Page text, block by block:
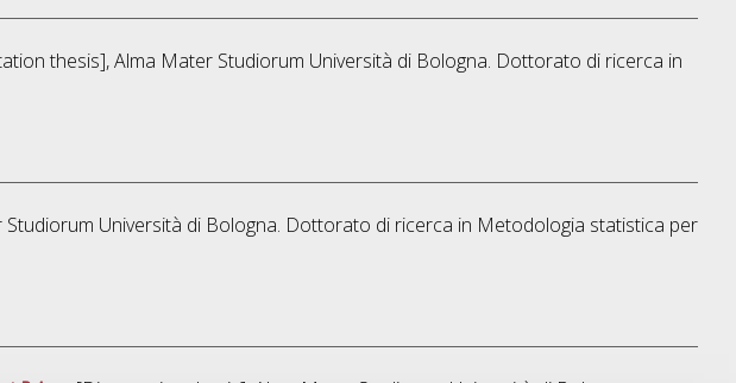
thesis], Alma Mater Studiorum Università di Bologna. Dottorato di ricerca in
Università di Bologna. Dottorato di ricerca in Metodologia statistica per